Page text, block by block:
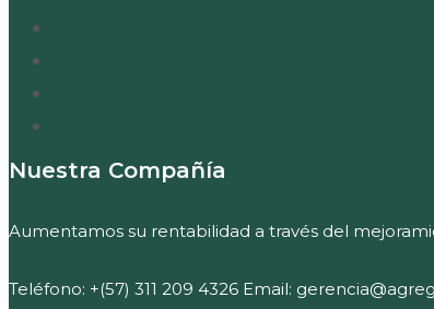
Nuestra Compañía
Aumentamos su rentabilidad a través del
Teléfono: +(57) 311 209 4326 Email: